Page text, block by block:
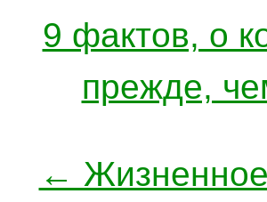
Навигация по
9 фактов, о
прежде,
← Жизненное